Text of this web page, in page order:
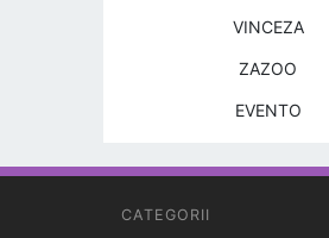
VINCEZA
ZAZOO
EVENTO
CATEGORII